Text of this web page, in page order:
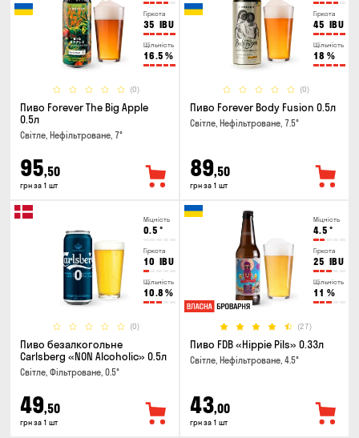
Гіркота
35 IBU
Щільність
16.5 %
(0)
Пиво Forever The Big Apple
0.5л
Світле, Нефільтроване, 7°
95,50
грн за 1 шт
Гіркота
45 IBU
Щільність
18 %
(0)
Пиво Forever Body Fusion 0.5л
Світле, Нефільтроване, 7.5°
89,50
грн за 1 шт
Міцність
0.5 °
Гіркота
10 IBU
Щільність
10.8 %
(0)
Пиво безалкогольне
Carlsberg «NON Alcoholic» 0.5л
Світле, Фільтроване, 0.5°
49,50
грн за 1 шт
Міцність
4.5 °
Гіркота
25 IBU
Щільність
11 %
(27)
Пиво FDB «Hippie Pils» 0.33л
Світле, Нефільтроване, 4.5°
43,00
грн за 1 шт